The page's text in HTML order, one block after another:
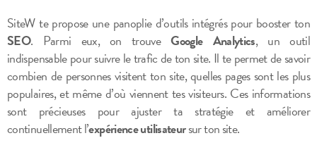
SiteW te propose une panoplie d’outils intégrés pour booster ton
SEO. Parmi eux, on trouveGoogle Analytics, un outil
indispensable pour suivre le trafic de ton site. Il te permet de savoir
combien de personnes visitent ton site, quelles pages sont les plus
populaires, et même d’où viennent tes visiteurs. Ces informations
sont précieuses pour ajuster ta stratégie et améliorer
continuellement l’expérience utilisateursur ton site.